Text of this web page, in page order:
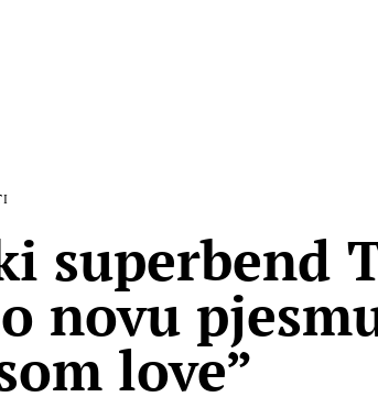
superbend
novu
love”